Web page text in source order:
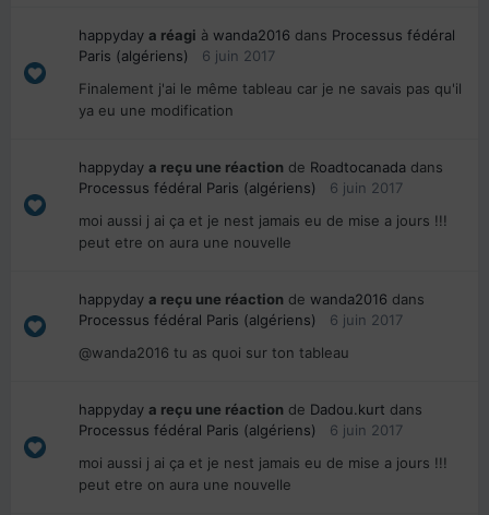
happyday a réagi à wanda2016 dans Processus fédéral
Paris (algériens)
6 juin 2017
Finalement j'ai le même tableau car je ne savais pas qu'il
ya eu une modification
happyday a reçu une réaction de Roadtocanada dans
Processus fédéral Paris (algériens)
6 juin 2017
moi aussi j ai ça et je nest jamais eu de mise a jours !!!
peut etre on aura une nouvelle
happyday a reçu une réaction de wanda2016 dans
Processus fédéral Paris (algériens)
6 juin 2017
@wanda2016 tu as quoi sur ton tableau
happyday a reçu une réaction de Dadou.kurt dans
Processus fédéral Paris (algériens)
6 juin 2017
moi aussi j ai ça et je nest jamais eu de mise a jours !!!
peut etre on aura une nouvelle